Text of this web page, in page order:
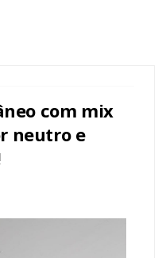
com mix
neutro e